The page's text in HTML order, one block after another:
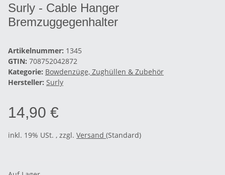
Surly - Cable Hanger
Bremzuggegenhalter
Artikelnummer: 1345
GTIN: 708752042872
Kategorie: Bowdenzüge, Zughüllen & Zubehör
Hersteller: Surly
14,90 €
inkl. 19% USt. , zzgl. Versand (Standard)